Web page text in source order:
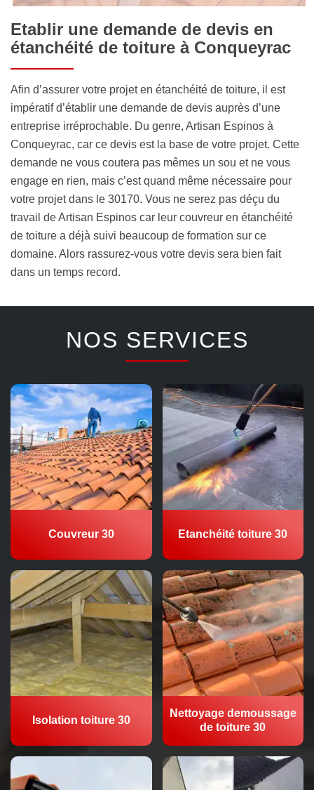
Etablir une demande de devis en
étanchéité de toiture à Conqueyrac
Afin d’assurer votre projet en étanchéité de toiture, il est
impératif d’établir une demande de devis auprès d’une
entreprise irréprochable. Du genre, Artisan Espinos à
Conqueyrac, car ce devis est la base de votre projet. Cette
demande ne vous coutera pas mêmes un sou et ne vous
engage en rien, mais c’est quand même nécessaire pour
votre projet dans le 30170. Vous ne serez pas déçu du
travail de Artisan Espinos car leur couvreur en étanchéité
de toiture a déjà suivi beaucoup de formation sur ce
domaine. Alors rassurez-vous votre devis sera bien fait
dans un temps record.
NOS SERVICES
Couvreur 30 Etanchéité toiture 30
Isolation toiture 30
Nettoyage demoussage
de toiture 30